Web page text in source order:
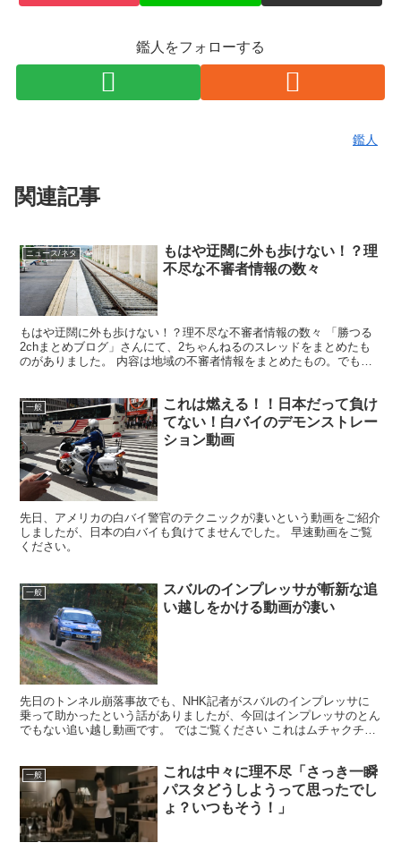
鑑人をフォローする
鑑人
関連記事
ニュース/ネタ
もはや迂闊に外も歩けない！？理
不尽な不審者情報の数々
もはや迂闊に外も歩けない！？理不尽な不審者情報の数々 「勝つる
2chまとめブログ」さんにて、2ちゃんねるのスレッドをまとめたも
のがありました。 内容は地域の不審者情報をまとめたもの。でも内
一般
これは燃える！！日本だって負け
てない！白バイのデモンストレー
ション動画
先日、アメリカの白バイ警官のテクニックが凄いという動画をご紹介
しましたが、日本の白バイも負けてませんでした。 早速動画をご覧
ください。
一般
スバルのインプレッサが斬新な追
い越しをかける動画が凄い
先日のトンネル崩落事故でも、NHK記者がスバルのインプレッサに
乗って助かったという話がありましたが、今回はインプレッサのとん
でもない追い越し動画です。 ではご覧ください これはムチャクチャ
一般
これは中々に理不尽「さっき一瞬
パスタどうしようって思ったでし
ょ？いつもそう！」